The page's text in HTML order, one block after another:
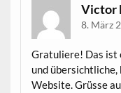
Victor
8. März
Gratuliere! Das ist
und
Website. Grüsse